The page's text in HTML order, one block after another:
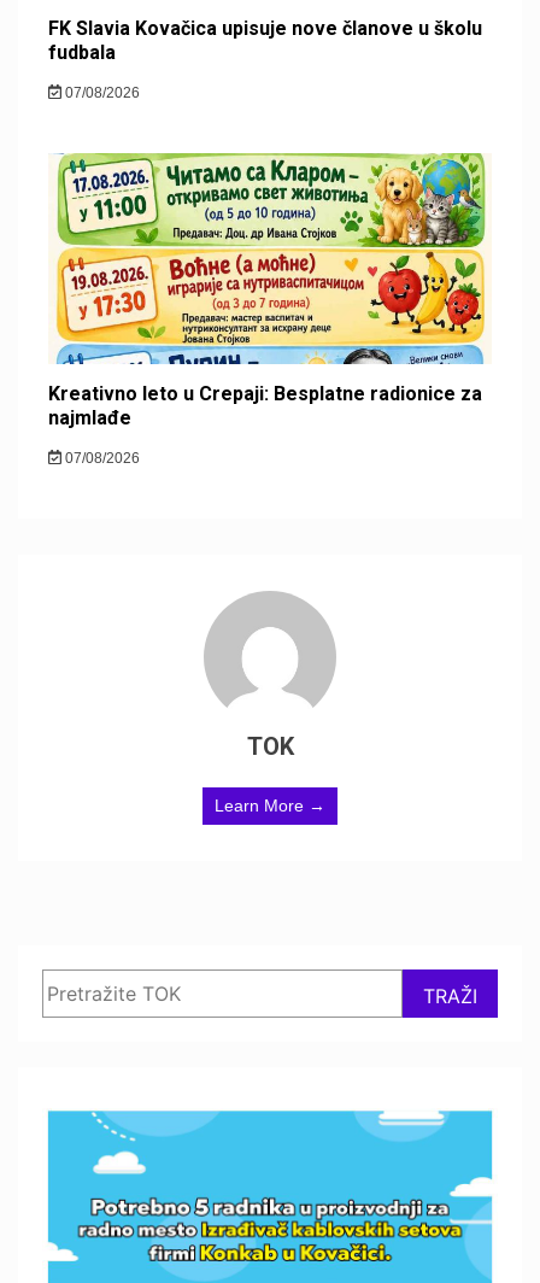
FK Slavia Kovačica upisuje nove članove u školu
fudbala
07/08/2026
Kreativno leto u Crepaji: Besplatne radionice za
najmlađe
07/08/2026
TOK
Learn More →
TRAŽI